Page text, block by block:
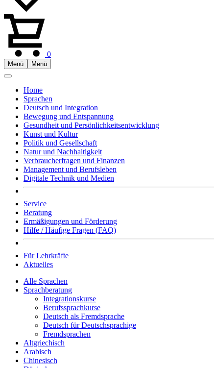
0
Menü Menü
Home
Sprachen
Deutsch und Integration
Bewegung und Entspannung
Gesundheit und Persönlichkeitsentwicklung
Kunst und Kultur
Politik und Gesellschaft
Natur und Nachhaltigkeit
Verbraucherfragen und Finanzen
Management und Berufsleben
Digitale Technik und Medien
Service
Beratung
Ermäßigungen und Förderung
Hilfe / Häufige Fragen (FAQ)
Für Lehrkräfte
Aktuelles
Alle Sprachen
Sprachberatung
Integrationskurse
Berufssprachkurse
Deutsch als Fremdsprache
Deutsch für Deutschsprachige
Fremdsprachen
Altgriechisch
Arabisch
Chinesisch